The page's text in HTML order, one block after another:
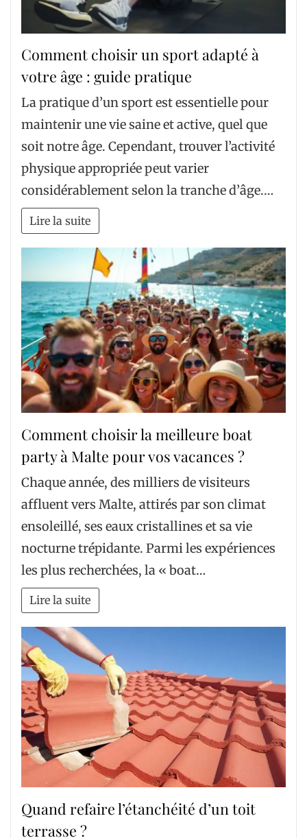
Comment choisir un sport adapté à
votre âge : guide pratique
La pratique d’un sport est essentielle pour
maintenir une vie saine et active, quel que
soit notre âge. Cependant, trouver l’activité
physique appropriée peut varier
considérablement selon la tranche d’âge.…
Lire la suite
Comment choisir la meilleure boat
party à Malte pour vos vacances ?
Chaque année, des milliers de visiteurs
affluent vers Malte, attirés par son climat
ensoleillé, ses eaux cristallines et sa vie
nocturne trépidante. Parmi les expériences
les plus recherchées, la « boat…
Lire la suite
Quand refaire l’étanchéité d’un toit
terrasse ?